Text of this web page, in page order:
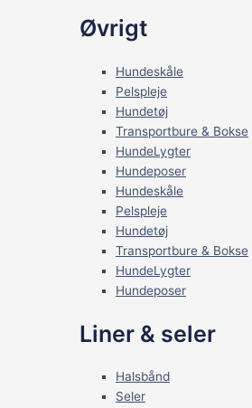
Øvrigt
Hundeskåle
Pelspleje
Hundetøj
Transportbure & Bokse
HundeLygter
Hundeposer
Hundeskåle
Pelspleje
Hundetøj
Transportbure & Bokse
HundeLygter
Hundeposer
Liner & seler
Halsbånd
Seler